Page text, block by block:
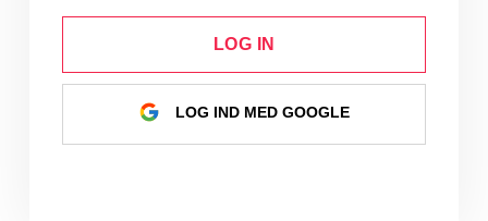
LOG IN
LOG IND MED GOOGLE